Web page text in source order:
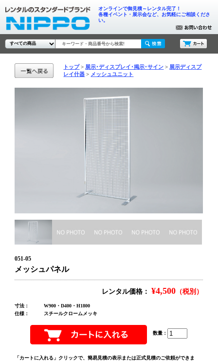
オンラインで御見積～レンタル完了！
各種イベント・展示会など、お気軽にご相談くださ
い。
トップ 展示･ディスプレイ･掲示･サイン
展示ディスプ
レイ什器
メッシュユニット
051-05
メッシュパネル
レンタル価格： ¥4,500 （税別）
寸法：
W900・D400・H1800
仕様：
スチールクロームメッキ
数量：
「カートに入れる」クリックで、簡易見積の表示または正式見積のご依頼ができま